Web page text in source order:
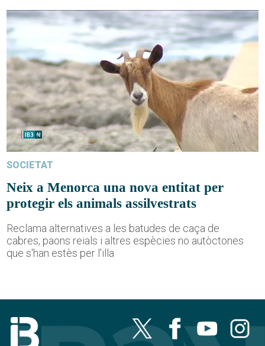
SOCIETAT
Neix a Menorca una nova entitat per
protegir els animals assilvestrats
Reclama alternatives a les batudes de caça de
cabres, paons reials i altres espècies no autòctones
que s'han estès per l'illa